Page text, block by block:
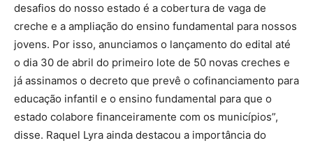
desafios do nosso estado é a cobertura de vaga de
creche e a ampliação do ensino fundamental para nossos
jovens. Por isso, anunciamos o lançamento do edital até
o dia 30 de abril do primeiro lote de 50 novas creches e
já assinamos o decreto que prevê o cofinanciamento para
educação infantil e o ensino fundamental para que o
estado colabore financeiramente com os municípios”,
disse. Raquel Lyra ainda destacou a importância do